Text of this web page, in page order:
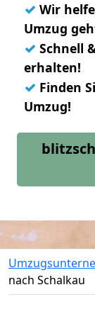
✓ Wir
Umzug
✓ Schnell
erhalten!
✓ Finden
Umzug!
nach Schalkau